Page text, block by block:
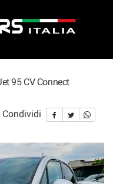
95 CV Connect
Condividi